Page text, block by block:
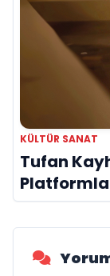
KÜLTÜR SANAT
Tufan
Ulaştı